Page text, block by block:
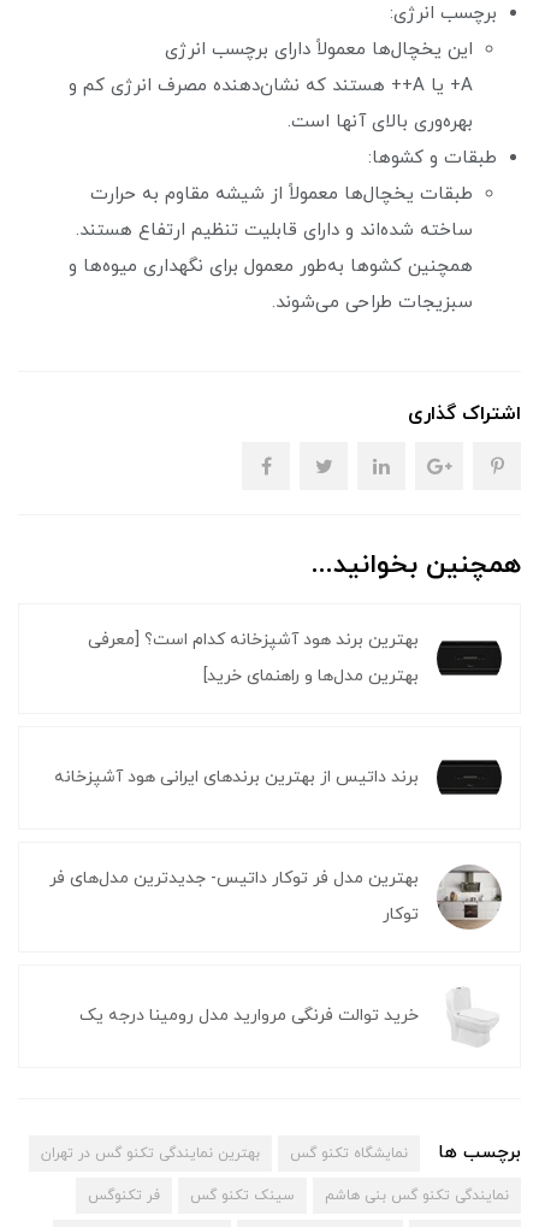
برچسب انرژی:
این یخچال‌ها معمولاً دارای برچسب انرژی
A+ یا A++ هستند که نشان‌دهنده مصرف انرژی کم و
بهره‌وری بالای آنها است.
طبقات و کشوها:
طبقات یخچال‌ها معمولاً از شیشه مقاوم به حرارت
ساخته شده‌اند و دارای قابلیت تنظیم ارتفاع هستند.
همچنین کشوها به‌طور معمول برای نگهداری میوه‌ها و
سبزیجات طراحی می‌شوند.
اشتراک گذاری
همچنین بخوانید...
بهترین برند هود آشپزخانه کدام است؟ [معرفی
بهترین مدل‌ها و راهنمای خرید]
برند داتیس از بهترین برندهای ایرانی هود آشپزخانه
بهترین مدل فر توکار داتیس- جدیدترین مدل‌های فر
توکار
خرید توالت فرنگی مروارید مدل رومینا درجه یک
برچسب ها نمایشگاه تکنو گس بهترین نمایندگی تکنو گس در تهران
نمایندگی تکنو گس بنی هاشم سینک تکنو گس فر تکنوگس